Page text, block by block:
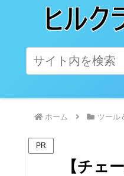
ホーム ツール
PR
【チェ